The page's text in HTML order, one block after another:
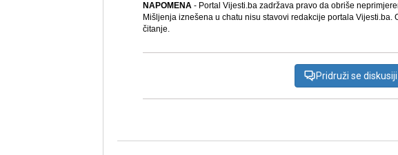
NAPOMENA- Portal Vijesti.ba zadržava pravo da obriše
Mišljenja iznešena u chatu nisu stavovi redakcije portala Vijesti.ba.
čitanje.
Pridruži se diskusiji